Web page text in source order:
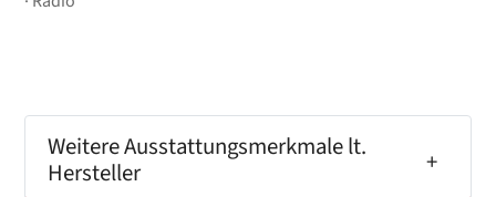
Weitere Ausstattungsmerkmale lt.
Hersteller